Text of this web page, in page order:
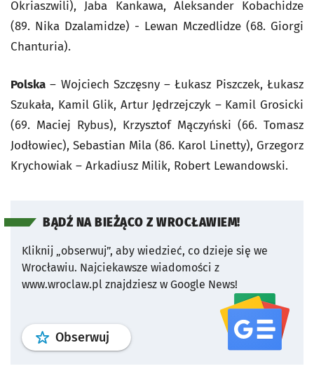
Okriaszwili), Jaba Kankawa, Aleksander Kobachidze
(89. Nika Dzalamidze) - Lewan Mczedlidze (68. Giorgi
Chanturia).
Polska – Wojciech Szczęsny – Łukasz Piszczek, Łukasz
Szukała, Kamil Glik, Artur Jędrzejczyk – Kamil Grosicki
(69. Maciej Rybus), Krzysztof Mączyński (66. Tomasz
Jodłowiec), Sebastian Mila (86. Karol Linetty), Grzegorz
Krychowiak – Arkadiusz Milik, Robert Lewandowski.
BĄDŹ NA BIEŻĄCO Z WROCŁAWIEM!
Kliknij „obserwuj”, aby wiedzieć, co dzieje się we
Wrocławiu. Najciekawsze wiadomości z
www.wroclaw.pl znajdziesz w Google News!
Obserwuj profil serwisu